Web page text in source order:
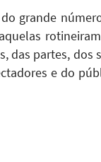
grande
das partes,
e do